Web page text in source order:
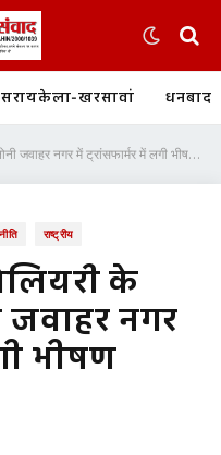
सरायकेला-खरसावां धनबाद
नगर में ट्रांसफार्मर में लगी भीषण आग।।
राष्ट्रीय
के
नगर
भीषण